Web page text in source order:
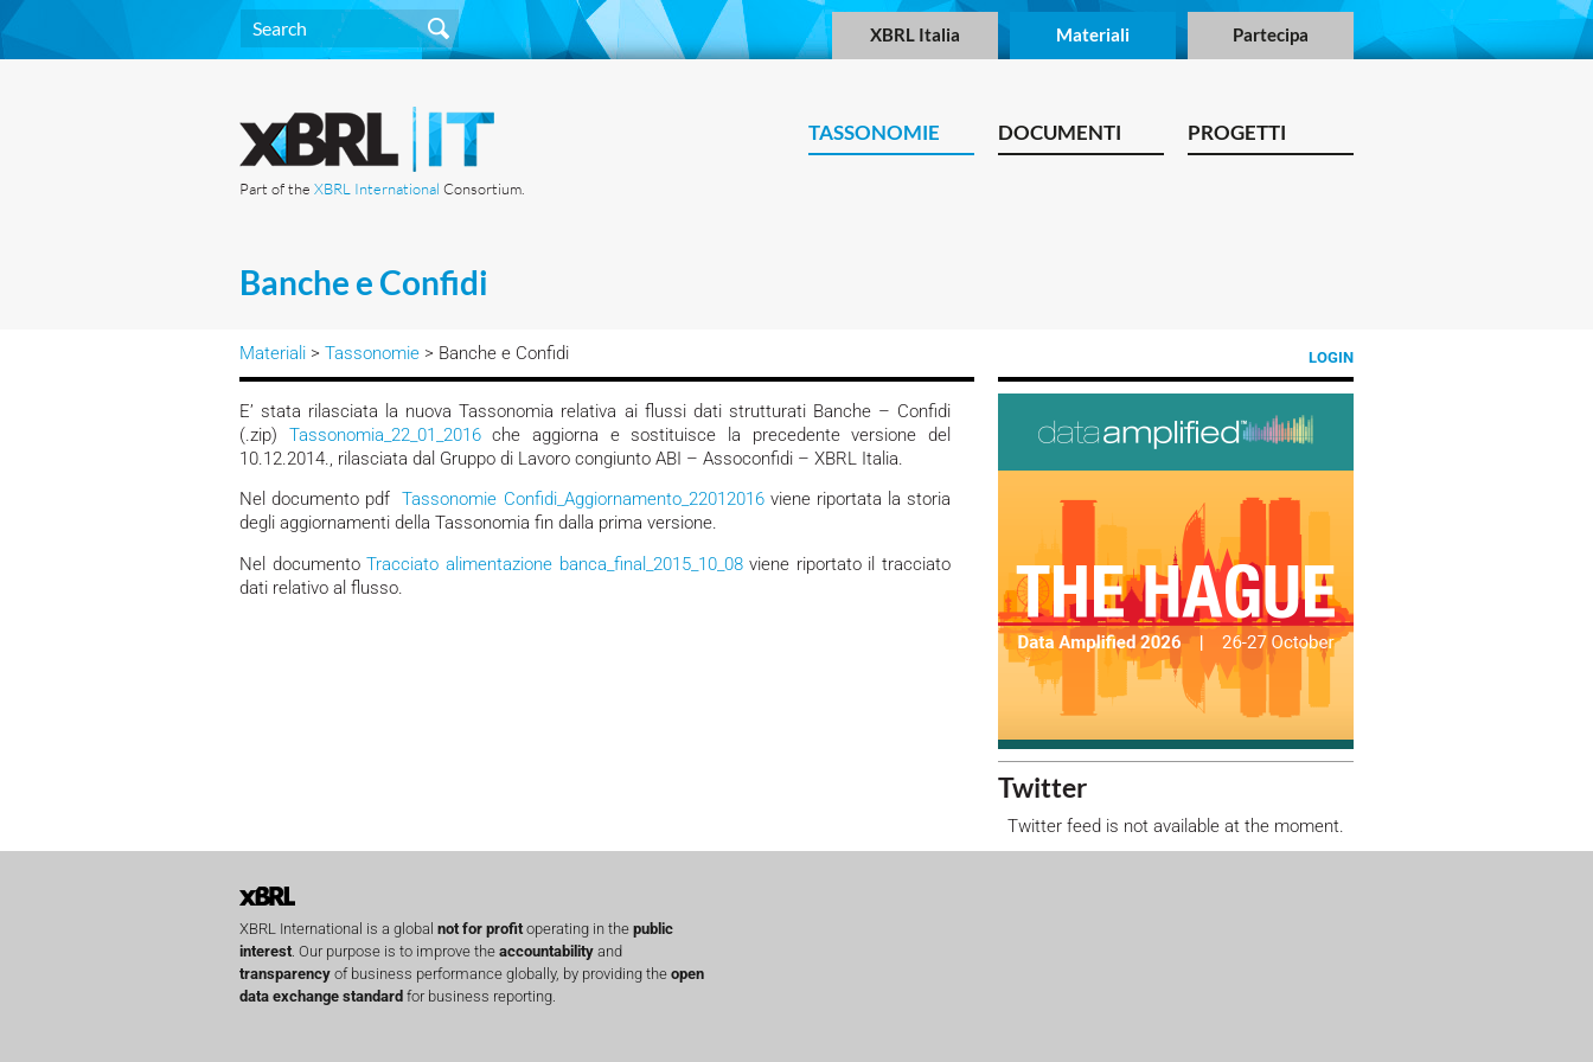
XBRL Italia Materiali Partecipa
Part of the XBRL International Consortium.
TASSONOMIE DOCUMENTI PROGETTI
Banche e Confidi
LOGIN
Materiali > Tassonomie > Banche e Confidi
E’ stata rilasciata la nuova Tassonomia relativa ai flussi dati strutturati Banche – Confidi
(.zip) Tassonomia_22_01_2016che aggiorna e sostituisce la precedente versione del
10.12.2014., rilasciata dal Gruppo di Lavoro congiunto ABI – Assoconfidi – XBRL Italia.
Nel documento pdfTassonomie Confidi_Aggiornamento_22012016viene riportata la storia
degli aggiornamenti della Tassonomia fin dalla prima versione.
Nel documentoTracciato alimentazione banca_final_2015_10_08viene riportato il tracciato
dati relativo al flusso.
Twitter
Twitter feed is not available at the moment.
XBRL International is a global not for profitoperating in the public
interest. Our purpose is to improve the accountability and
transparency of business performance globally, by providing the open
data exchange standard for business reporting.